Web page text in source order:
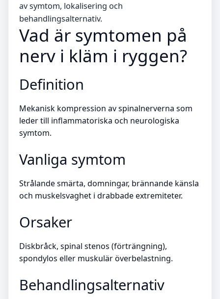
av symtom, lokalisering och
behandlingsalternativ.
Vad är symtomen på
nerv i kläm i ryggen?
Definition
Mekanisk kompression av spinalnerverna som
leder till inflammatoriska och neurologiska
symtom.
Vanliga symtom
Strålande smärta, domningar, brännande känsla
och muskelsvaghet i drabbade extremiteter.
Orsaker
Diskbråck, spinal stenos (förträngning),
spondylos eller muskulär överbelastning.
Behandlingsalternativ